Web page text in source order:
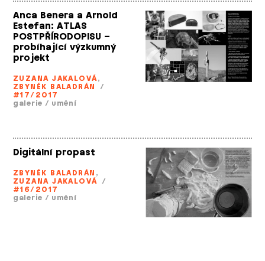
Anca Benera a Arnold
Estefan: ATLAS
POSTPŘÍRODOPISU –
probíhající výzkumný
projekt
ZUZANA JAKALOVÁ,
ZBYNĚK BALADRÁN
/
#17/2017
galerie / umění
Digitální propast
ZBYNĚK BALADRÁN ,
ZUZANA JAKALOVÁ /
#16/2017
galerie / umění